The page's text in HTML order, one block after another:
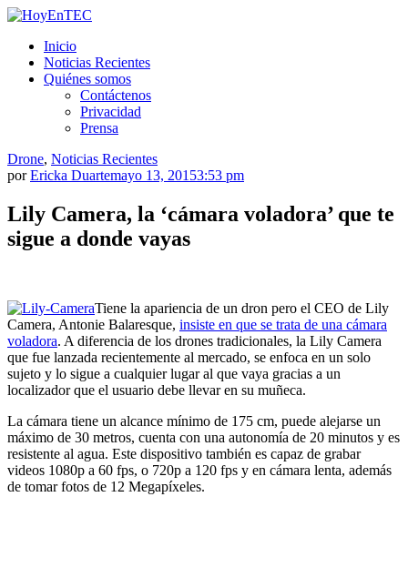
Saltar
contenido.
Inicio
Noticias Recientes
Quiénes somos
Contáctenos
Privacidad
Prensa
Drone, Noticias Recientes
porEricka Duartemayo 13, 20153:53 pm
Lily Camera, la ‘cámara voladora’ que te
sigue a donde vayas
Tiene la apariencia de un dron pero el CEO de Lily
Camera, Antonie Balaresque, insiste en que se trata de una cámara
voladora. A diferencia de los drones tradicionales, la Lily Camera
que fue lanzada recientemente al mercado, se enfoca en un solo
sujeto y lo sigue a cualquier lugar al que vaya gracias a un
localizador que el usuario debe llevar en su muñeca.
La cámara tiene un alcance mínimo de 175 cm, puede alejarse un
máximo de 30 metros, cuenta con una autonomía de 20 minutos y es
resistente al agua. Este dispositivo también es capaz de grabar
videos 1080p a 60 fps, o 720p a 120 fps y en cámara lenta, además
de tomar fotos de 12 Megapíxeles.